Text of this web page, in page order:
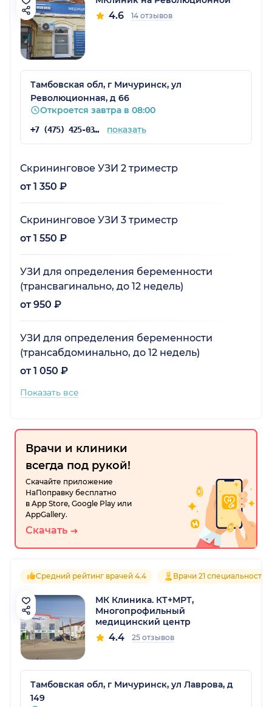
4.6 14 отзывов
Тамбовская обл, г Мичуринск, ул
Революционная, д 66
Откроется завтра в 08:00
+7 (475) 425-03-81 показать
Скрининговое УЗИ 2 триместр
от 1 350 ₽
Скрининговое УЗИ 3 триместр
от 1 550 ₽
УЗИ для определения беременности
(трансвагинально, до 12 недель)
от 950 ₽
УЗИ для определения беременности
(трансабдоминально, до 12 недель)
от 1 050 ₽
Показать все
Врачи и клиники
всегда под рукой!
Скачайте приложение
НаПоправку бесплатно
в App Store, Google Play или
AppGallery.
Скачать
Средний рейтинг врачей 4.4 Врачи 21 специальностей
МК Клиника. КТ+МРТ,
Многопрофильный
медицинский центр
4.4 25 отзывов
Тамбовская обл, г Мичуринск, ул Лаврова, д
149